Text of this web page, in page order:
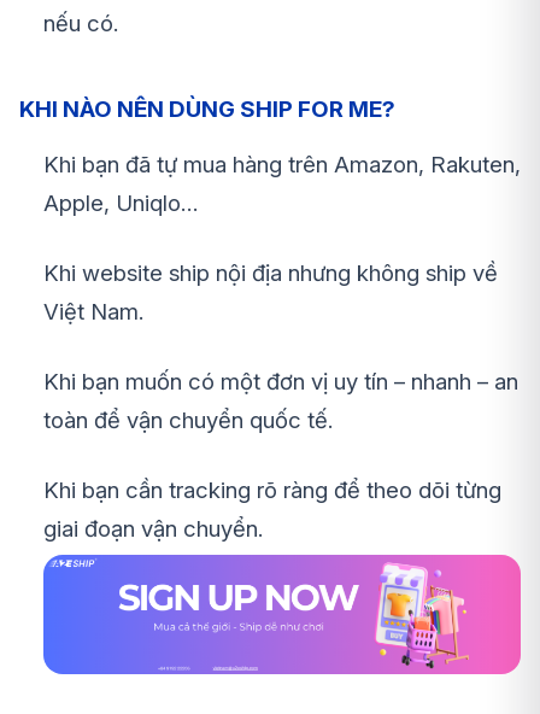
nếu có.
KHI NÀO NÊN DÙNG SHIP FOR ME?
Khi bạn đã tự mua hàng trên Amazon, Rakuten,
Apple, Uniqlo…
Khi website ship nội địa nhưng không ship về
Việt Nam.
Khi bạn muốn có một đơn vị uy tín – nhanh – an
toàn để vận chuyển quốc tế.
Khi bạn cần tracking rõ ràng để theo dõi từng
giai đoạn vận chuyển.